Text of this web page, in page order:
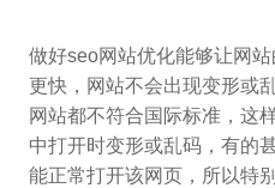
做好seo网站优化能够让网
更快，网站不会出现变形或
网站都不符合国际标准，这
中打开时变形或乱码，有的
能正常打开该网页，所以特